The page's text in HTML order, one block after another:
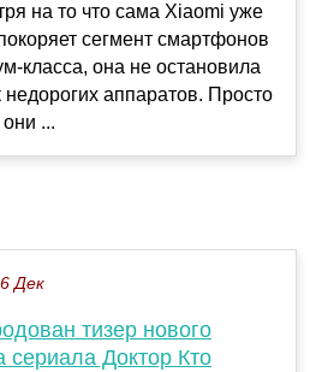
на то что сама Xiaomi уже
сегмент смартфонов
класса, она не остановила
недорогих аппаратов. Просто
...
Дек
тизер нового
сериала Доктор Кто